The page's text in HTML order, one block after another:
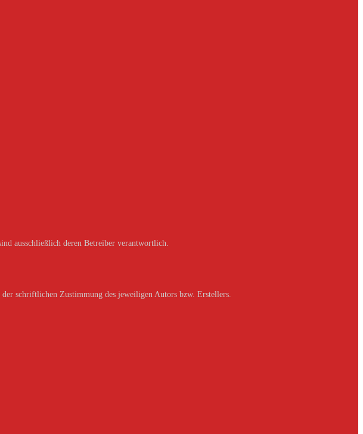
ausschließlich deren Betreiber verantwortlich.
schriftlichen Zustimmung des jeweiligen Autors bzw. Erstellers.